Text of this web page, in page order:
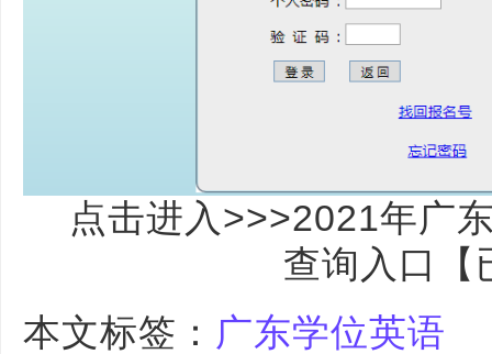
点击进入>>>2021年广
查询入口【
本文标签： 广东学位英语